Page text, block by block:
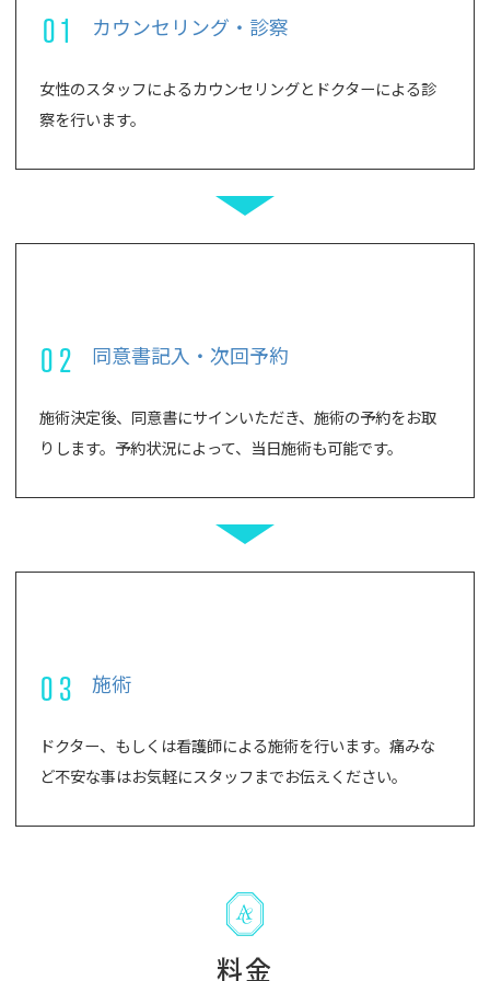
01 カウンセリング・診察
女性のスタッフによるカウンセリングとドクターによる診
察を行います。
02 同意書記入・次回予約
施術決定後、同意書にサインいただき、施術の予約をお取
りします。予約状況によって、当日施術も可能です。
03 施術
ドクター、もしくは看護師による施術を行います。痛みな
ど不安な事はお気軽にスタッフまでお伝えください。
料金